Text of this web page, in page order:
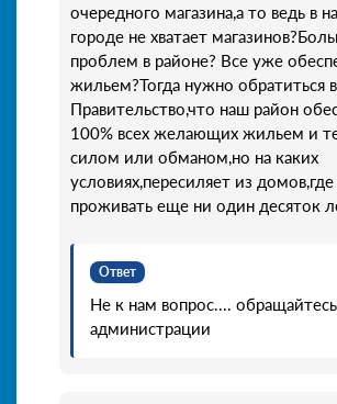
очередного магазина,а то ведь в
городе не хватает
проблем в районе? Все уже
жильем?Тогда нужно обратиться в
Правительство,что наш район
100% всех желающих жильем и
силом или обманом,но на каких
условиях,пересиляет из
проживать еще ни один десяток
Ответ
Не к нам вопрос....
администрации